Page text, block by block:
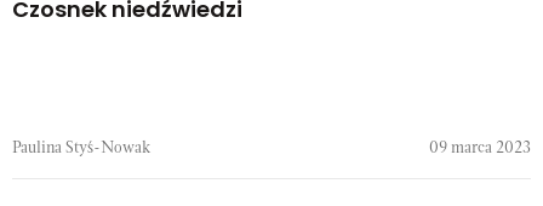
Czosnek niedźwiedzi
Paulina Styś-Nowak 09 marca 2023